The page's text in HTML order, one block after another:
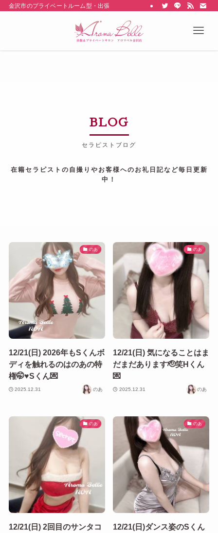
金沢市のプライベートルーム型・出張型のメンズエステ Aroma belle（アロ
BLOG
セラピストブログ
在籍セラピストの自撮りやお客様へのお礼日記など毎日更新
中！
のあ
12/21(日) 2026年もSくんボ
ディを触れるのはのあの特
権🤭♥️Sくん💌
2025.12.31 のあ
のあ
12/21(日) 気になることはま
だまだあります🫡笑Hくん
💌
2025.12.31 のあ
のあ
12/21(日) 2回目のサンタコ
のあ
12/21(日)ダンス姿のSくん